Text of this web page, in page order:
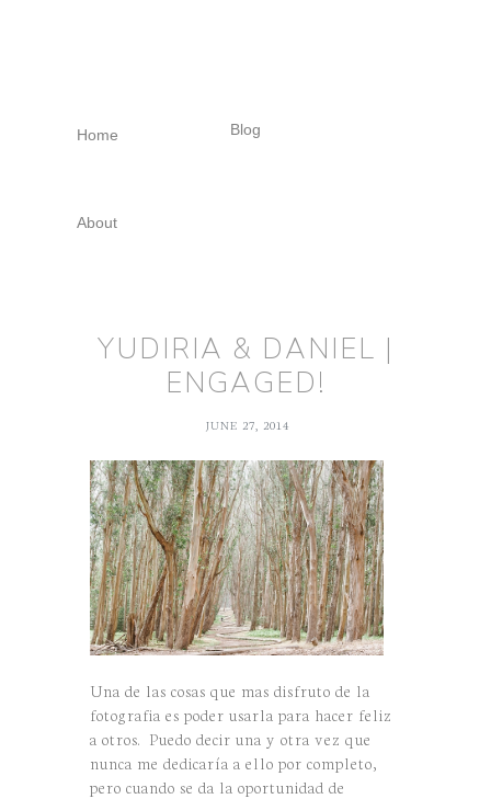
Blog
Home
About
YUDIRIA & DANIEL |
ENGAGED!
JUNE 27, 2014
Una de las cosas que mas disfruto de la
fotografia es poder usarla para hacer feliz
a otros. Puedo decir una y otra vez que
nunca me dedicaría a ello por completo,
pero cuando se da la oportunidad de